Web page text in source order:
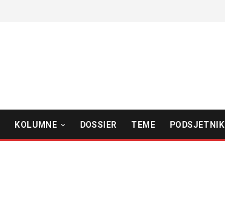
KOLUMNE DOSSIER TEME PODSJETNIK